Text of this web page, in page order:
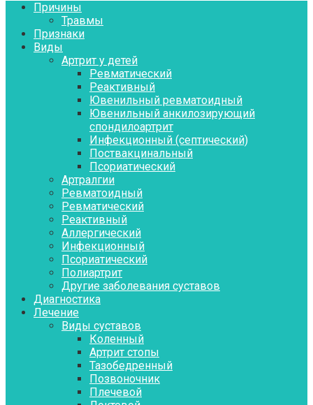
Причины
Травмы
Признаки
Виды
Артрит у детей
Ревматический
Реактивный
Ювенильный ревматоидный
Ювенильный анкилозирующий
спондилоартрит
Инфекционный (септический)
Поствакцинальный
Псориатический
Артралгии
Ревматоидный
Ревматический
Реактивный
Аллергический
Инфекционный
Псориатический
Полиартрит
Другие заболевания суставов
Диагностика
Лечение
Виды суставов
Коленный
Артрит стопы
Тазобедренный
Позвоночник
Плечевой